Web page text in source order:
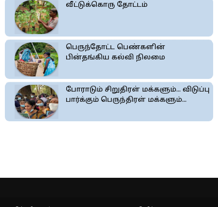
வீட்டுக்கொரு தோட்டம்
பெருந்தோட்ட பெண்களின்
பின்தங்கிய கல்வி நிலமை
போராடும் சிறுதிரள் மக்களும்... விடுப்பு
பார்க்கும் பெருந்திரள் மக்களும்...